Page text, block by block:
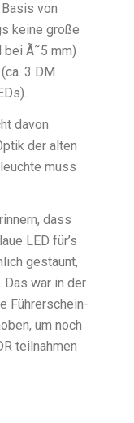
von
keine große
Ã˜5 mm)
3 DM
davon
der alten
muss
dass
LED für’s
gestaunt,
war in der
Führerschein-
um noch
teilnahmen